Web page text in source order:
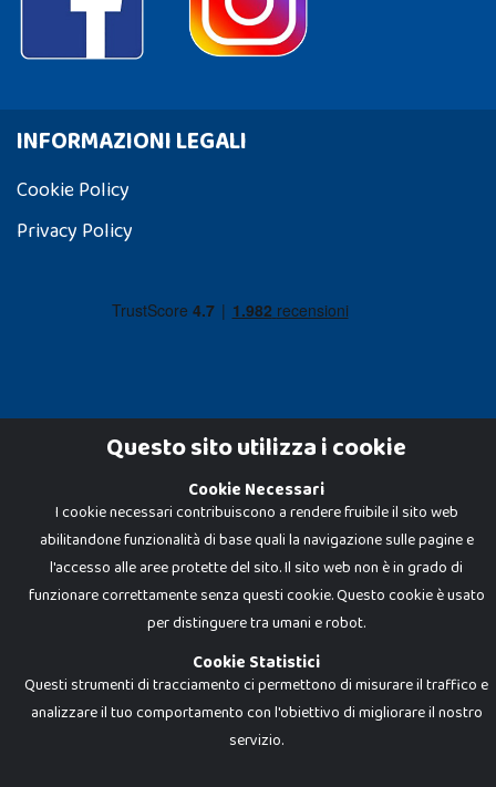
INFORMAZIONI LEGALI
Cookie Policy
Privacy Policy
Dadi e Mattoncini è un brand di Giocabene Srl. Ogni riproduzione o utilizzo non
espressamente autorizzato è severamente vietato. Tutti i loghi, marchi,
brand elencati nel presente shop sono di proprietà dei rispettivi titolari.
I prezzi e le promozioni pubblicate potrebbero differire da quanto esposto in
negozio.
Giocabene Srl - via della Posta 8, 20123 Milano (MI)
P.IVA 02608090425 - REA AN201199 - C.S. 10.000 i.v.
Questo sito utilizza i cookie
Cookie Necessari
I cookie necessari contribuiscono a rendere fruibile il sito web
abilitandone funzionalità di base quali la navigazione sulle pagine e
l'accesso alle aree protette del sito. Il sito web non è in grado di
funzionare correttamente senza questi cookie. Questo cookie è usato
per distinguere tra umani e robot.
Cookie Statistici
Questi strumenti di tracciamento ci permettono di misurare il traffico e
analizzare il tuo comportamento con l'obiettivo di migliorare il nostro
servizio.